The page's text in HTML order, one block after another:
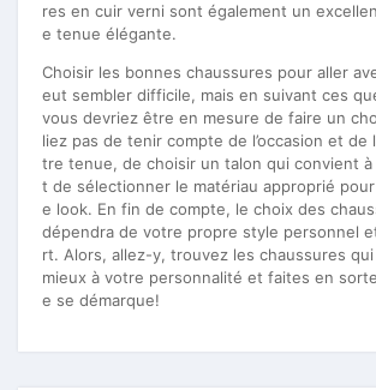
res en cuir verni sont également un
e tenue élégante.
Choisir les bonnes chaussures pour aller
eut sembler difficile, mais en suivant ces
vous devriez être en mesure de faire un
liez pas de tenir compte de l’occasion et de
tre tenue, de choisir un talon qui convient
t de sélectionner le matériau approprié
e look. En fin de compte, le choix des
dépendra de votre propre style personnel
rt. Alors, allez-y, trouvez les chaussures
mieux à votre personnalité et faites en
e se démarque!